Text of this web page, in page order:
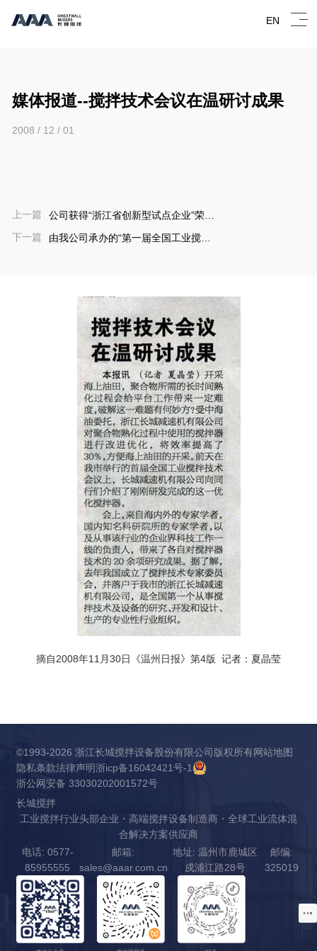
EN
媒体报道--搅拌技术会议在温研讨成果
2008 / 12 / 01
上一篇
公司获得“浙江省创新型试点企业”荣誉
下一篇
由我公司承办的“第一届全国工业搅拌
摘自2008年11月30日《温州日报》第4版 记者：夏晶莹
©1993-2026 浙江长城搅拌设备股份有限公司版权所有网站地图
隐私条款法律声明浙icp备16042421号-1
浙公网安备 33030202001572号
长城搅拌
工业搅拌行业头部企业・高端搅拌设备制造商・全球工业流体混
合解决方案供应商
电话: 0577-
85955555
邮箱:
sales@aaar.com.cn
地址: 温州市鹿城区
戍浦江路28号
邮编:
325019